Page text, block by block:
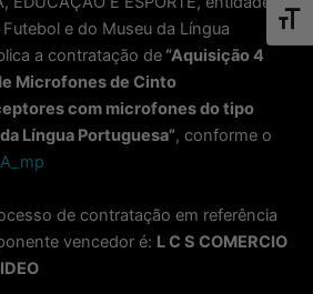
e do Museu da Língua
a contratação de “Aquisição 4
Microfones de Cinto
com microfones do tipo
Língua Portuguesa”, conforme o
de contratação em referência
vencedor é: L C S COMERCIO